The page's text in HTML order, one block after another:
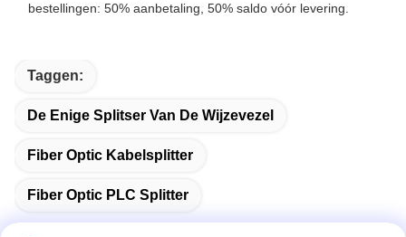
bestellingen: 50% aanbetaling, 50% saldo vóór levering.
Taggen:
De Enige Splitser Van De Wijzevezel
Fiber Optic Kabelsplitter
Fiber Optic PLC Splitter